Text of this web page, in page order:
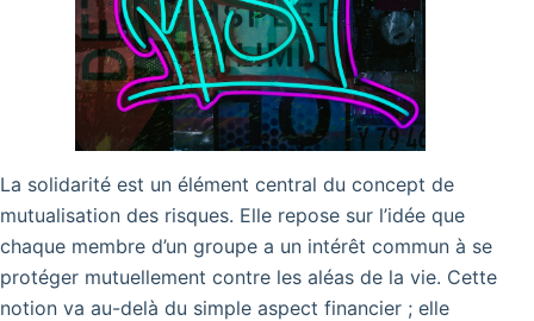
La solidarité est un élément central du concept de
mutualisation des risques. Elle repose sur l’idée que
chaque membre d’un groupe a un intérêt commun à se
protéger mutuellement contre les aléas de la vie. Cette
notion va au-delà du simple aspect financier ; elle